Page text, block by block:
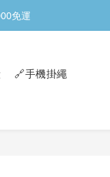
免運
🔗手機掛繩